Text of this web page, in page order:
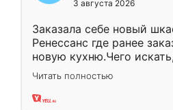
3 августа 2026
Заказала себе новый
Ренессанс где ранее
новую кухню.Чего
вполне довольна. Служит
два года, нареканий нет.
Читать полностью